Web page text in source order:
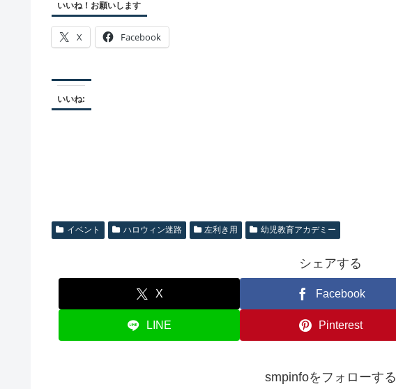
いいね！お願いします
X Facebook
いいね:
イベント ハロウィン迷路 左利き用 幼児教育アカデミー
シェアする
X Facebook
LINE Pinterest
smpinfoをフォローする